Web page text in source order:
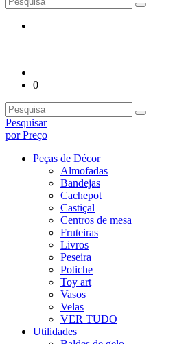
0
Pesquisar
por Preço
Peças de Décor
Almofadas
Bandejas
Cachepot
Castiçal
Centros de mesa
Fruteiras
Livros
Peseira
Potiche
Toy art
Vasos
Velas
VER TUDO
Utilidades